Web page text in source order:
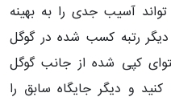
آسیب جدی را به بهینه
رتبه کسب شده در گوگل
کپی شده از جانب گوگل
و دیگر جایگاه سابق را